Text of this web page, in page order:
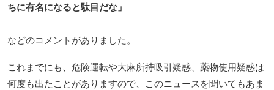
ちに有名になると駄目だな」
などのコメントがありました。
これまでにも、危険運転や大麻所持吸引疑惑、薬物使用疑惑は
何度も出たことがありますので、このニュースを聞いてもあま